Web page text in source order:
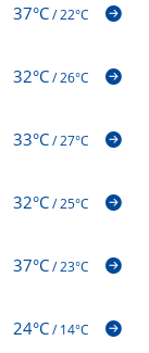
37°C/22°C
32°C/26°C
33°C/27°C
32°C/25°C
37°C/23°C
24°C/14°C